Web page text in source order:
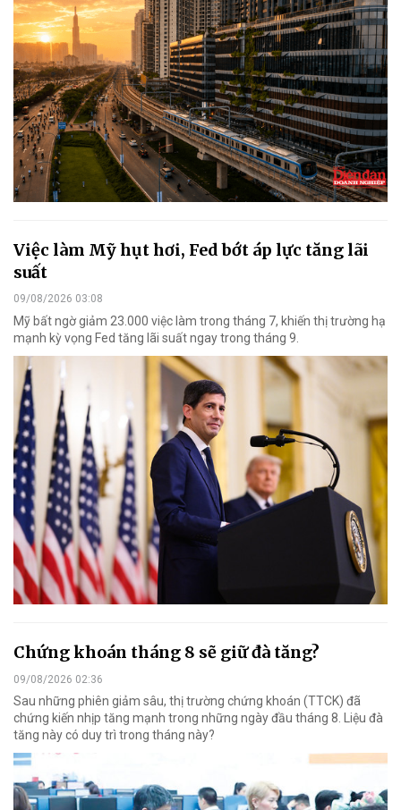
Việc làm Mỹ hụt hơi, Fed bớt áp lực tăng lãi
suất
09/08/2026 03:08
Mỹ bất ngờ giảm 23.000 việc làm trong tháng 7, khiến thị trường hạ
mạnh kỳ vọng Fed tăng lãi suất ngay trong tháng 9.
Chứng khoán tháng 8 sẽ giữ đà tăng?
09/08/2026 02:36
Sau những phiên giảm sâu, thị trường chứng khoán (TTCK) đã
chứng kiến nhịp tăng mạnh trong những ngày đầu tháng 8. Liệu đà
tăng này có duy trì trong tháng này?